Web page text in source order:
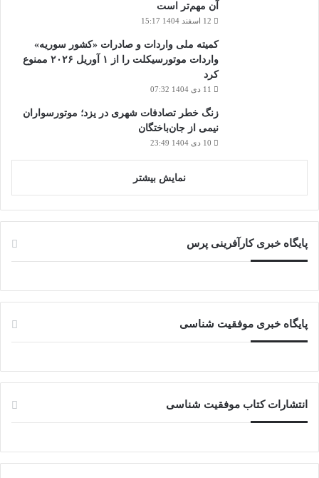
آن مهم‌تر است
12 اسفند 1404 15:17
کمیته ملی واردات و صادرات «کشور سوریه»
واردات موتورسیکلت را از ۱ آوریل ۲۰۲۶ ممنوع
کرد
11 دی 1404 07:32
زنگ خطر تصادفات شهری در یزد؛ موتورسواران
نیمی از جان‌باختگان
10 دی 1404 23:49
نمایش بیشتر
پایگاه خبری کارآفرینی پرس
پایگاه خبری موفقیت شناسی
انتشارات کتاب موفقیت شناسی